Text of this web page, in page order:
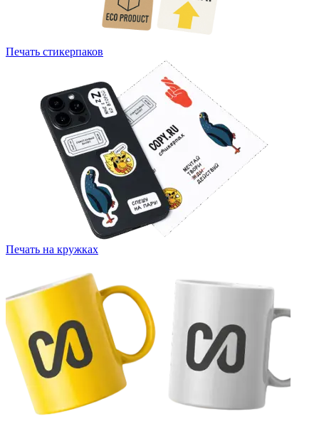
Печать стикерпаков
Печать на кружках